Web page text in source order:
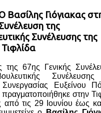
Βασίλης Γιόγιακας
της
Συνέλευσης της
της 67ης Γενικής
Συνεργασίας Ευξείνου
στην
από τις 29 Ιουνίου έως